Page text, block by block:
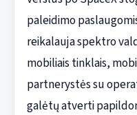
paleidimo
reikalauja spektro
mobiliais tinklais,
partnerystės su
galėtų atverti